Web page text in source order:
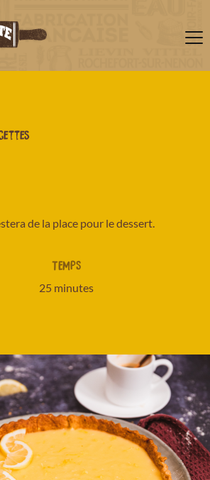
de la place pour le dessert.
TEMPS
25 minutes